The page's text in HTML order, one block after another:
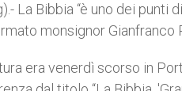
La Bibbia “è uno dei
monsignor Gianfranco
era venerdì scorso in